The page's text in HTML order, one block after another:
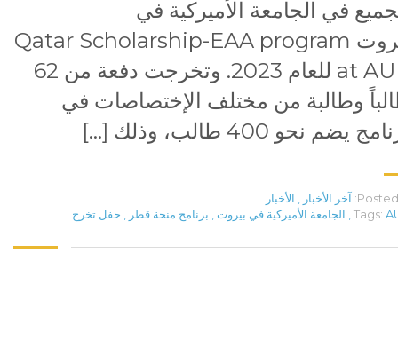
في الجامعة الأميركية في
بيروت Qatar Scholarship-EAA program
at AUB للعام 2023. وتخرجت دفعة من 62
وطالبة من مختلف الإختصاصات في
يضم نحو 400 طالب، وذلك […]
Posted آخر الأخبار , الأخبار
Tags:
, الجامعة الأميركية في بيروت, برنامج منحة قطر , حفل تخرج